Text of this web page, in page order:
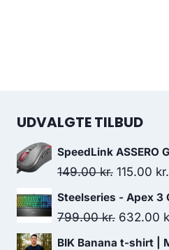
UDVALGTE TILBUD
SpeedLink ASSERO
149.00kr. Original
price
was:
149.00 kr..
115.00 kr.
Steelseries - Apex 3
799.00kr. Original
price
632.00
BIK Banana t-shirt |